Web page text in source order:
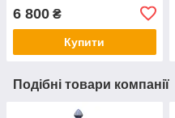
6 800 ₴
Купити
Подібні товари компанії